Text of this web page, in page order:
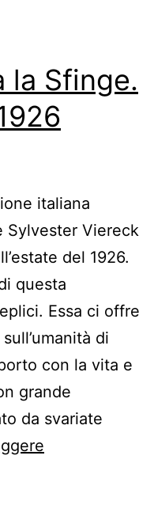
la Sfinge.
italiana
Sylvester Viereck
del 1926.
questa
Essa ci offre
di
con la vita e
grande
da svariate